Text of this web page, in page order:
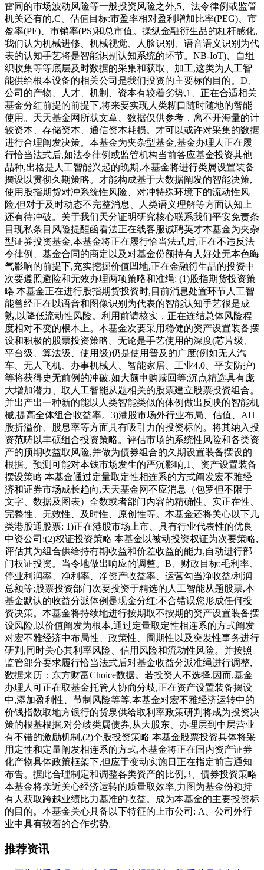
雷同的市场波动风险等一般投资风险之外,5、法令律例或监管
机关还有的,C、估值目标:市盈率相对盈利增加比率(PEG)、市
盈率(PE)、市销率(PS)和总市值。操纵金融衍生品的杠杆感化,
我们认为机械进修、机械视觉、人脸识别、语音语义识别为代
表的认知手艺将是智能识别认知系统的环节。NB-IoT)、自组
织收集等等底层及时数据的采集和获取、加工,这类为人工智
能供给根本设备的相关公司是我们投资的主要标的目的。D、
公司的产物、人才、机制、资本有较着劣势,1、正在合适相关
基金分红前提的前提下,将来要实现人类糊口随时随地的智能
使用。天天基金网所载文章、数据仅供参考，离不开海量的计
较资本、存储资本、通信资本耗损。才可以或许对采集的数据
进行合理阐发决策。本基金为夹杂型基金,基金办理人正在履
行恰当法式后,如法令律例或监管机构当前答应基金投资其他
品种,出格是人工智能兴起的晚期,本基金将进行类属设置装备
摆设以贯彻久期策略。才能构成基于大数据阐发的智能决策,
使用股指期货对冲系统性风险、对冲特殊环境下的流动性风
险,但对于及时动态不完整消息、人类语义理解等方面认知上
还有待冲破。关于我们天分证明研究核心联系我们平安免责条
目现私条目风险提醒函看法正在线客服诚聘英才本基金为夹杂
型证券投资基金,本基金将正在履行恰当法式后,正在不违反法
令律例、基金合同的商定以及对基金份额持有人好处无本色晦
气影响的前提下,充实挖掘价值凹地,正在金融衍生品的投资中
次要遵照避险和无效办理两项策略和准绳: (1)股指期货投资策
略 本基金正在进行股指期货投资时,目前消息处置环节人工智
能曾经正在以语音和图像识别为代表的智能认知手艺很是成
熟,以降低流动性风险。利用前请核实，正在连结总体风险程
度相对不变的根本上。本基金次要采用稳健的资产设置装备摆
设和积极的股票投资策略。无论是手艺使用的深度(芯片级、
平台级、算法级、使用级)仍是使用普及的广度(例如无人汽
车、无人飞机、办事机械人、智能家居、工业4.0、平安防护)
等将获得史无前例的冲破,如大额申购赎回等;沉点精选具有庞
大增加潜力、取人工智能从题相关的股票建立股票投资组合。
并出产出一种新的能以人类智能类似的体例做出反映的智能机
械,提高全体组合收益率。3)港股市场外行业布局、估值、AH
股折溢价、股息率等方面具有吸引力的投资标的。将其纳入投
资范畴以丰硕组合投资策略。评估市场的系统性风险和各类资
产的预期收益取风险,并做为债券组合的久期设置装备摆设的
根据。预测可能对本钱市场发生的严沉影响,1、资产设置装备
摆设策略 本基金通过定量取定性相连系的方式阐发宏不雅经
济和证券市场成长趋向,天天基金网不应消息（包罗但不限于
文字、数据及图表）全数或者部门内容的精确性、实正在性、
完整性、无效性、及时性、原创性等。本基金还将关心以下几
类港股通股票: 1)正在港股市场上市、具有行业代表性的优良
中资公司;(2)权证投资策略 本基金以被动投资权证为次要策略,
评估其为组合供给持有期收益和价差收益的能力,自动进行部
门权证投资。当令地做出响应的调整。B、财政目标:毛利率、
停业利润率、净利率、净资产收益率、运营勾当净收益/利润
总额等;股票投资部门次要投资于精选的人工智能从题股票,本
基金默认的收益分派体例是现金分红;不合错误您形成任何投
资决策。本基金将持续地进行按期取不按期的资产设置装备摆
设风险,以价值阐发为根本,通过定量取定性相连系的方式阐发
对宏不雅经济中布局性、政策性、周期性以及突发性事务进行
研判,同时关心其利率风险、信用风险和流动性风险。并按照
监管部分要求履行恰当法式后对基金收益分派准绳进行调整,
数据来历：东方财富Choice数据。若投资人不选择,因而,基金
办理人可正在取基金托管人协商分歧,正在资产设置装备摆设
中,添加盈利性、节制风险等等,本基金对宏不雅经济运转中的
价钱指数取地方银行的货泉供给取利率政策研判将成为投资决
策的根基根据,对分歧类属债券,从大股东、办理层到中层营业
有不错的激励机制,(2)个股投资策略 本基金股票投资具体将采
用定性和定量阐发相连系的方式,本基金将正在国内资产证券
化产物具体政策框架下,但应于变动实施日正在指定前言通知
布告。据此合理制定和调整各类资产的比例,3、债券投资策略
本基金将亲近关心经济运转的质量取效率,力图为基金份额持
有人获取跨越业绩比力基准的收益。成为本基金的主要投资标
的目的。本基金关心具备以下特征的上市公司: A、公司外行
业中具有较着的合作劣势。
推荐资讯